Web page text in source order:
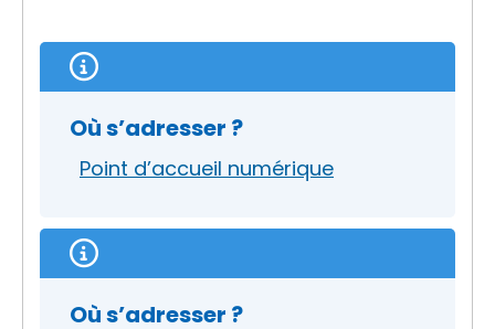
Où s’adresser ?
Point d’accueil numérique
Où s’adresser ?